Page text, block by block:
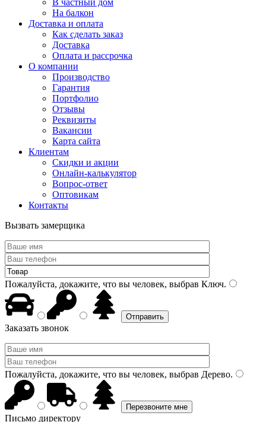
В частный дом
На балкон
Доставка и оплата
Как сделать заказ
Доставка
Оплата и рассрочка
О компании
Производство
Гарантия
Портфолио
Отзывы
Реквизиты
Вакансии
Карта сайта
Клиентам
Скидки и акции
Онлайн-калькулятор
Вопрос-ответ
Оптовикам
Контакты
Вызвать замерщика
Пожалуйста, докажите, что вы человек, выбрав Ключ.
Заказать звонок
Пожалуйста, докажите, что вы человек, выбрав Дерево.
Письмо директору